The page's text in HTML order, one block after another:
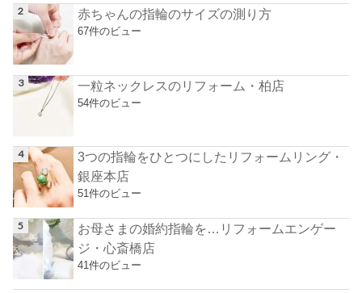
赤ちゃんの指輪のサイズの測り方
67件のビュー
一粒ネックレスのリフォーム・柏店
54件のビュー
3つの指輪をひとつにしたリフォームリング・
銀座本店
51件のビュー
お母さまの婚約指輪を…リフォームエンゲー
ジ・心斎橋店
41件のビュー